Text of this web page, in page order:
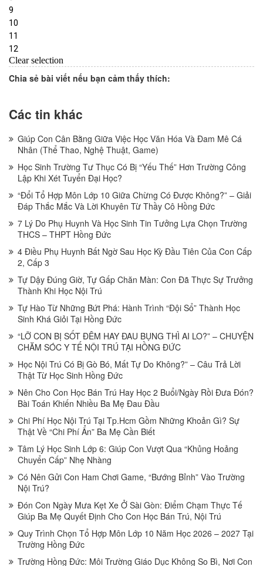
Chia sẻ bài viết nếu bạn cảm thấy thích:
Các tin khác
Giúp Con Cân Bằng Giữa Việc Học Văn Hóa Và Đam Mê Cá
Nhân (Thể Thao, Nghệ Thuật, Game)
Học Sinh Trường Tư Thục Có Bị “Yếu Thế” Hơn Trường Công
Lập Khi Xét Tuyển Đại Học?
“Đổi Tổ Hợp Môn Lớp 10 Giữa Chừng Có Được Không?” – Giải
Đáp Thắc Mắc Và Lời Khuyên Từ Thầy Cô Hồng Đức
7 Lý Do Phụ Huynh Và Học Sinh Tin Tưởng Lựa Chọn Trường
THCS – THPT Hồng Đức
4 Điều Phụ Huynh Bất Ngờ Sau Học Kỳ Đầu Tiên Của Con Cấp
2, Cấp 3
Tự Dậy Đúng Giờ, Tự Gấp Chăn Màn: Con Đã Thực Sự Trưởng
Thành Khi Học Nội Trú
Tự Hào Từ Những Bứt Phá: Hành Trình “Đội Sổ” Thành Học
Sinh Khá Giỏi Tại Hồng Đức
“LỠ CON BỊ SỐT ĐÊM HAY ĐAU BỤNG THÌ AI LO?” – CHUYỆN
CHĂM SÓC Y TẾ NỘI TRÚ TẠI HỒNG ĐỨC
Học Nội Trú Có Bị Gò Bó, Mất Tự Do Không?” – Câu Trả Lời
Thật Từ Học Sinh Hồng Đức
Nên Cho Con Học Bán Trú Hay Học 2 Buổi/Ngày Rồi Đưa Đón?
Bài Toán Khiến Nhiều Ba Mẹ Đau Đầu
Chi Phí Học Nội Trú Tại Tp.Hcm Gồm Những Khoản Gì? Sự
Thật Về “Chi Phí Ẩn” Ba Mẹ Cần Biết
Tâm Lý Học Sinh Lớp 6: Giúp Con Vượt Qua “Khủng Hoảng
Chuyển Cấp” Nhẹ Nhàng
Có Nên Gửi Con Ham Chơi Game, “Bướng Bỉnh” Vào Trường
Nội Trú?
Đón Con Ngày Mưa Kẹt Xe Ở Sài Gòn: Điểm Chạm Thực Tế
Giúp Ba Mẹ Quyết Định Cho Con Học Bán Trú, Nội Trú
Quy Trình Chọn Tổ Hợp Môn Lớp 10 Năm Học 2026 – 2027 Tại
Trường Hồng Đức
Trường Hồng Đức: Môi Trường Giáo Dục Không So Bì, Nơi Con